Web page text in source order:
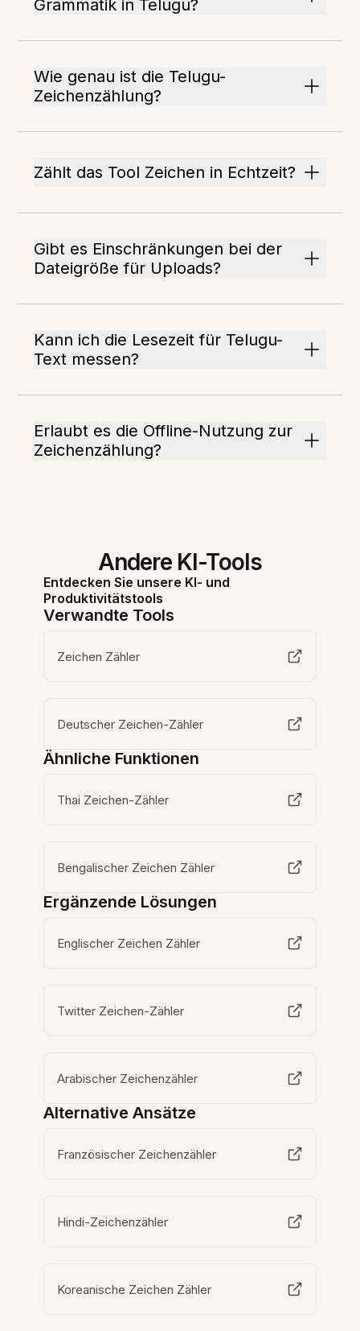
Grammatik in Telugu?
Wie genau ist die Telugu-
Zeichenzählung?
Zählt das Tool Zeichen in Echtzeit?
Gibt es Einschränkungen bei der
Dateigröße für Uploads?
Kann ich die Lesezeit für Telugu-
Text messen?
Erlaubt es die Offline-Nutzung zur
Zeichenzählung?
Andere KI-Tools
Entdecken Sie unsere KI- und
Produktivitätstools
Verwandte Tools
Zeichen Zähler
Deutscher Zeichen-Zähler
Ähnliche Funktionen
Thai Zeichen-Zähler
Bengalischer Zeichen Zähler
Ergänzende Lösungen
Englischer Zeichen Zähler
Twitter Zeichen-Zähler
Arabischer Zeichenzähler
Alternative Ansätze
Französischer Zeichenzähler
Hindi-Zeichenzähler
Koreanische Zeichen Zähler